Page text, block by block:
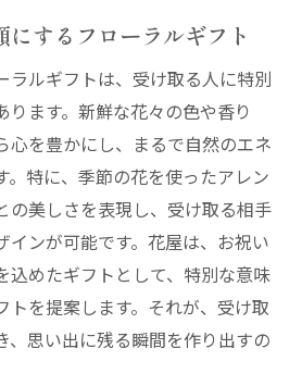
するフローラルギフト
ラルギフトは、受け取る人に特別
ります。新鮮な花々の色や香り
心を豊かにし、まるで自然のエネ
。特に、季節の花を使ったアレン
の美しさを表現し、受け取る相手
インが可能です。花屋は、お祝い
込めたギフトとして、特別な意味
トを提案します。それが、受け取
、思い出に残る瞬間を作り出すの